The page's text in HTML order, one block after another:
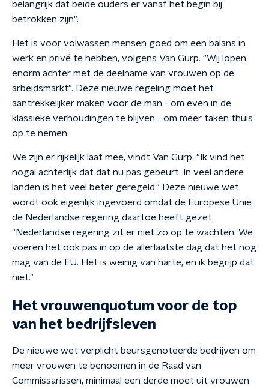
belangrijk dat beide ouders er vanaf het begin bij
betrokken zijn".
Het is voor volwassen mensen goed om een balans in
werk en privé te hebben, volgens Van Gurp. "Wij lopen
enorm achter met de deelname van vrouwen op de
arbeidsmarkt". Deze nieuwe regeling moet het
aantrekkelijker maken voor de man - om even in de
klassieke verhoudingen te blijven - om meer taken thuis
op te nemen.
We zijn er rijkelijk laat mee, vindt Van Gurp: "Ik vind het
nogal achterlijk dat dat nu pas gebeurt. In veel andere
landen is het veel beter geregeld." Deze nieuwe wet
wordt ook eigenlijk ingevoerd omdat de Europese Unie
de Nederlandse regering daartoe heeft gezet.
"Nederlandse regering zit er niet zo op te wachten. We
voeren het ook pas in op de allerlaatste dag dat het nog
mag van de EU. Het is weinig van harte, en ik begrijp dat
niet."
Het vrouwenquotum voor de top
van het bedrijfsleven
De nieuwe wet verplicht beursgenoteerde bedrijven om
meer vrouwen te benoemen in de Raad van
Commissarissen, minimaal een derde moet uit vrouwen